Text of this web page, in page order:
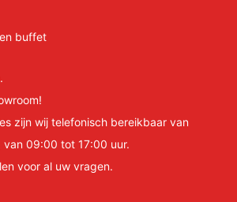
buffet
zijn wij telefonisch bereikbaar van
09:00 tot 17:00 uur.
voor al uw vragen.